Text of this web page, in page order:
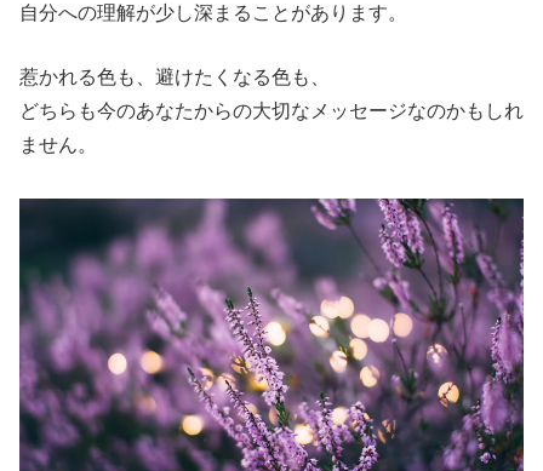
自分への理解が少し深まることがあります。
惹かれる色も、避けたくなる色も、
どちらも今のあなたからの大切なメッセージなのかもしれ
ません。